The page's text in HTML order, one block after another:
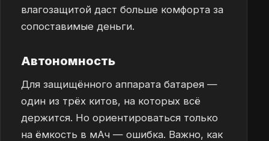
влагозащитой даст больше комфорта за
сопоставимые деньги.
Автономность
Для защищённого аппарата батарея —
один из трёх китов, на которых всё
держится. Но ориентироваться только
на ёмкость в мАч — ошибка. Важно, как